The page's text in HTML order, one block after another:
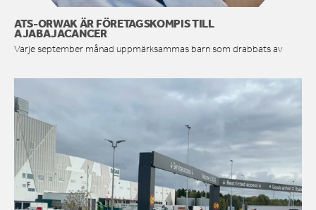
ATS-ORWAK ÄR FÖRETAGSKOMPIS TILL
AJABAJACANCER
Varje september månad uppmärksammas barn som drabbats av